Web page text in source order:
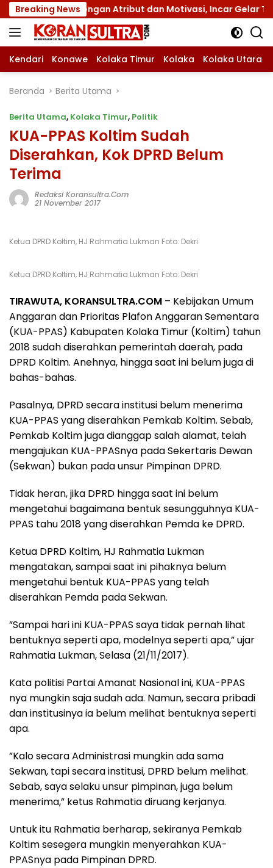
Langsung
ke
konten
Breaking News
XII dengan Atribut dan Motivasi, Incar Gelar Terbaik di
Kendari Konawe Kolaka Timur Kolaka Kolaka Utara
Beranda Berita Utama
Berita Utama, Kolaka Timur, Politik
KUA-PPAS Koltim Sudah
Diserahkan, Kok DPRD Belum
Terima
Redaksi Koransultra.com
21 November 2017
Ketua DPRD Koltim, HJ Rahmatia Lukman Foto: Dekri
Ketua DPRD Koltim, HJ Rahmatia Lukman Foto: Dekri
TIRAWUTA, KORANSULTRA.COM – Kebijakan Umum
Anggaran dan Prioritas Plafon Anggaran Sementara
(KUA-PPAS) Kabupaten Kolaka Timur (Koltim) tahun
2018 sudah diserahkan pemerintah daerah, pada
DPRD Koltim. Anehnya, hingga saat ini belum juga di
bahas-bahas.
Pasalnya, DPRD secara institusi belum menerima
KUA-PPAS yang diserahkan Pemkab Koltim. Sebab,
Pemkab Koltim juga dianggap salah alamat, telah
mengajukan KUA-PPASnya pada Sekertaris Dewan
(Sekwan) bukan pada unsur Pimpinan DPRD.
Tidak heran, jika DPRD hingga saat ini belum
mengetahui bagaimana bentuk sesungguhnya KUA-
PPAS tahu 2018 yang diserahkan Pemda ke DPRD.
Ketua DPRD Koltim, HJ Rahmatia Lukman
mengatakan, sampai saat ini pihaknya belum
mengetahui bentuk KUA-PPAS yang telah
diserahkan Pemda pada Sekwan.
”Sampai hari ini KUA-PPAS saya tidak pernah lihat
bentuknya seperti apa, modelnya seperti apa,” ujar
Rahmatia Lukman, Selasa (21/11/2017).
Kata politisi Partai Amanat Nasional ini, KUA-PPAS
nya mungkin saja sudah ada. Namun, secara pribadi
dan institusinya ia belum melihat bentuknya seperti
apa.
”Kalo secara Administrasi mungkin ada sama
Sekwan, tapi secara institusi, DPRD belum melihat.
Sebab, saya selaku unsur pimpinan, juga belum
menerima,” ketus Rahmatia diruang kerjanya.
Untuk itu Rahmatia berharap, sekiranya Pemkab
Koltim sesegera mungkin menyerahkan KUA-
PPASnya pada Pimpinan DPRD.